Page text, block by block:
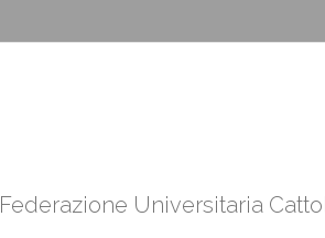
Federazione Universitaria